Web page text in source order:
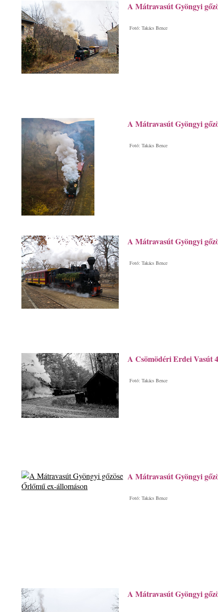
A Mátravasút Gyöngyi
Fotó: Takács Bence
A Mátravasút Gyöngyi
Fotó: Takács Bence
A Mátravasút Gyöngyi
Fotó: Takács Bence
A Csömödéri Erdei Vasút
Fotó: Takács Bence
A Mátravasút Gyöngyi
Fotó: Takács Bence
A Mátravasút Gyöngyi